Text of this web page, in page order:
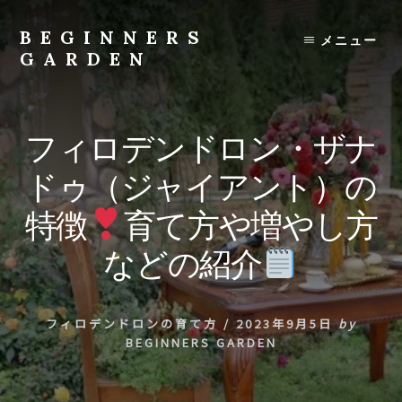
content
BEGINNERS
GARDEN
物
の
種
類
や
育
て
方
の
紹
介
を
行
い
メニュー
フィロデンドロン・ザナ
ドゥ（ジャイアント）の
特徴
育て方や増やし方
などの紹介
フィロデンドロンの育て方 / 2023年9月5日 by
BEGINNERS GARDEN